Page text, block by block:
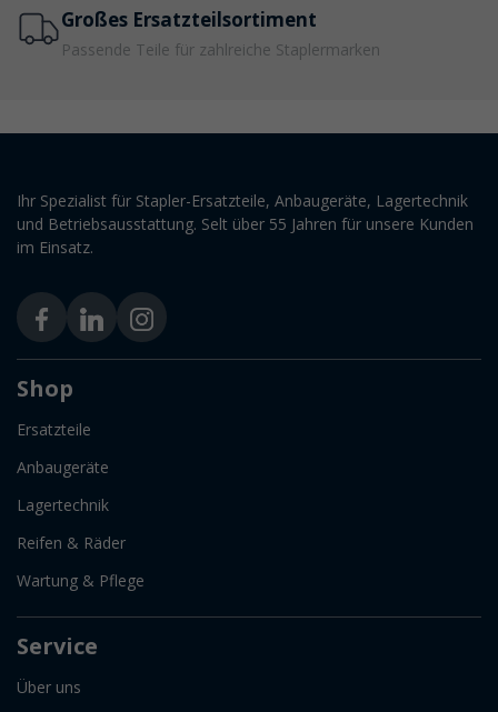
Großes Ersatzteilsortiment
Passende Teile für zahlreiche Staplermarken
Ihr Spezialist für Stapler-Ersatzteile, Anbaugeräte, Lagertechnik
und Betriebsausstattung. Selt über 55 Jahren für unsere Kunden
im Einsatz.
Shop
Ersatzteile
Anbaugeräte
Lagertechnik
Reifen & Räder
Wartung & Pflege
Service
Über uns